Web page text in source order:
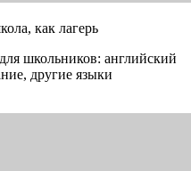
как лагерь
школьников: английский
другие языки